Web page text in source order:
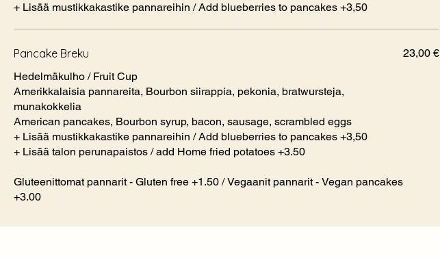
+ Lisää mustikkakastike pannareihin / Add blueberries to pancakes +3,50
Pancake Breku
Hedelmäkulho / Fruit Cup
Amerikkalaisia pannareita, Bourbon siirappia, pekonia, bratwursteja,
munakokkelia
American pancakes, Bourbon syrup, bacon, sausage, scrambled eggs
+ Lisää mustikkakastike pannareihin / Add blueberries to pancakes +3,50
+ Lisää talon perunapaistos / add Home fried potatoes +3.50
Gluteenittomat pannarit - Gluten free +1.50 / Vegaanit pannarit - Vegan pancakes
+3.00
23,00 €